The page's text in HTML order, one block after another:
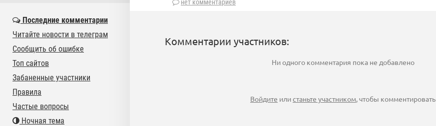
нет комментариев
Комментарии участников:
Ни одного комментария пока не добавлено
Войдите илистаньте участником, чтобы комментировать
Последние комментарии
Читайте новости в телеграм
Сообщить об ошибке
Топ сайтов
Забаненные участники
Правила
Частые вопросы
Ночная тема